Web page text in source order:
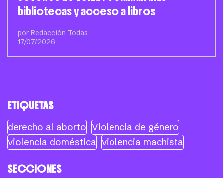
bibliotecas y acceso a libros
por Redacción Todas
17/07/2026
ETIQUETAS
derecho al aborto Violencia de género
violencia doméstica violencia machista
SECCIONES